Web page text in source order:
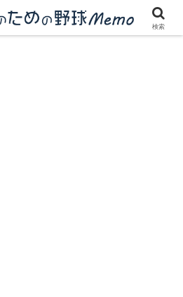
しいプロ野球ブログ
検索